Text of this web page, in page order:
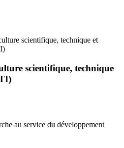
scientifique, technique et
scientifique, technique
au service du développement